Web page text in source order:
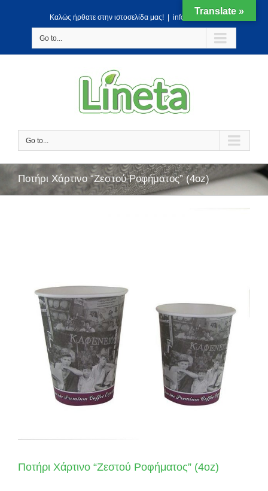
Kαλώς ήρθατε στην ιστοσελίδα μας! info@lineta.gr
Go to...
Go to...
Ποτήρι Χάρτινο “Ζεστού Ροφήματος” (4oz)
Ποτήρι Χάρτινο “Ζεστού Ροφήματος” (4oz)
Translate »